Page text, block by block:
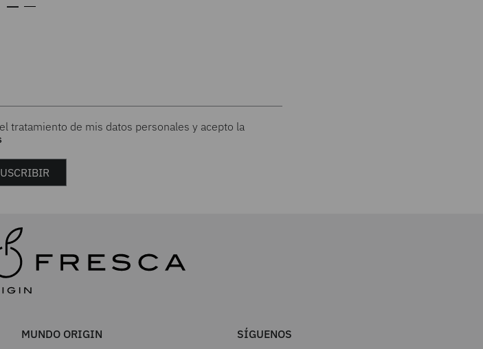
tratamiento de mis datos personales y acepto la
MUNDO ORIGIN SÍGUENOS